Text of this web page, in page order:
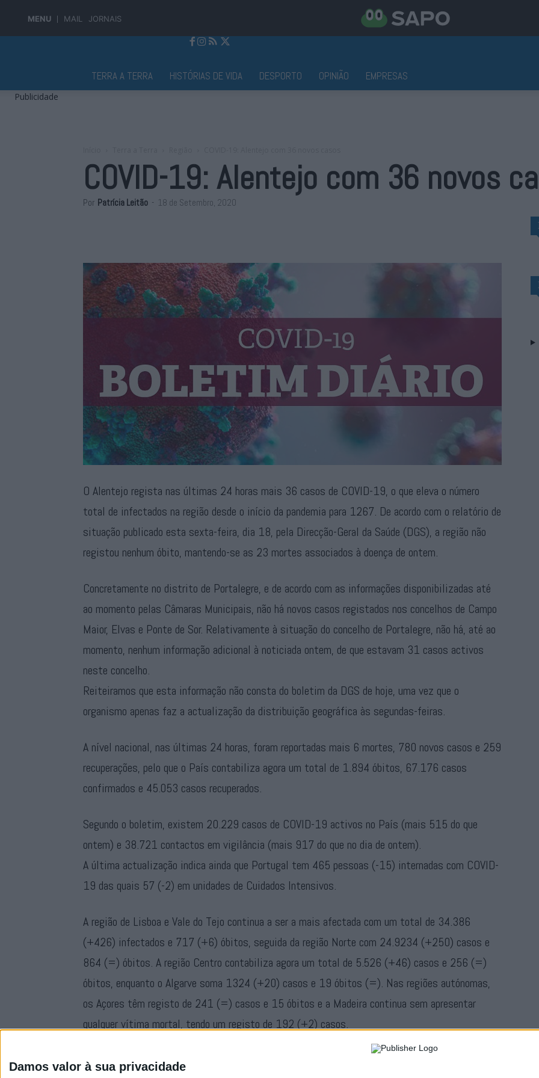
Damos valor à sua privacidade
MENU MAIL JORNAIS
TERRA A TERRA HISTÓRIAS DE VIDA DESPORTO OPINIÃO EMPRESAS
Publicidade
COVID-19: Alentejo com 36 novos
Por Patrícia Leitão - 18 de Setembro, 2020
O Alentejo regista nas últimas 24 horas mais 36 casos de COVID-19, o que eleva o número
total de infectados na região desde o início da pandemia para 1267. De acordo com o relatório de
situação publicado esta sexta-feira, dia 18, pela Direcção-Geral da Saúde (DGS), a região não
registou nenhum óbito, mantendo-se as 23 mortes associados à doença de ontem.
Concretamente no distrito de Portalegre, e de acordo com as informações disponibilizadas até
ao momento pelas Câmaras Municipais, não há novos casos registados nos concelhos de Campo
Maior, Elvas e Ponte de Sor. Relativamente à situação do concelho de Portalegre, não há, até ao
momento, nenhum informação adicional à noticiada ontem, de que estavam 31 casos activos
neste concelho.
Reiteiramos que esta informação não consta do boletim da DGS de hoje, uma vez que o
organismo apenas faz a actualização da distribuição geográfica às segundas-feiras.
A nível nacional, nas últimas 24 horas, foram reportadas mais 6 mortes, 780 novos casos e 259
recuperações, pelo que o País contabiliza agora um total de 1.894 óbitos, 67.176 casos
confirmados e 45.053 casos recuperados.
Segundo o boletim, existem 20.229 casos de COVID-19 activos no País (mais 515 do que
ontem) e 38.721 contactos em vigilância (mais 917 do que no dia de ontem).
A última actualização indica ainda que Portugal tem 465 pessoas (-15) internadas com COVID-
19 das quais 57 (-2) em unidades de Cuidados Intensivos.
A região de Lisboa e Vale do Tejo continua a ser a mais afectada com um total de 34.386
(+426) infectados e 717 (+6) óbitos, seguida da região Norte com 24.9234 (+250) casos e
864 (=) óbitos. A região Centro contabiliza agora um total de 5.526 (+46) casos e 256 (=)
óbitos, enquanto o Algarve soma 1324 (+20) casos e 19 óbitos (=). Nas regiões autónomas,
os Açores têm registo de 241 (=) casos e 15 óbitos e a Madeira continua sem apresentar
qualquer vítima mortal, tendo um registo de 192 (+2) casos.
Consulte aqui o boletim epidemiológico desta sexta-feira, dia 18 de Setembro, da DGS.